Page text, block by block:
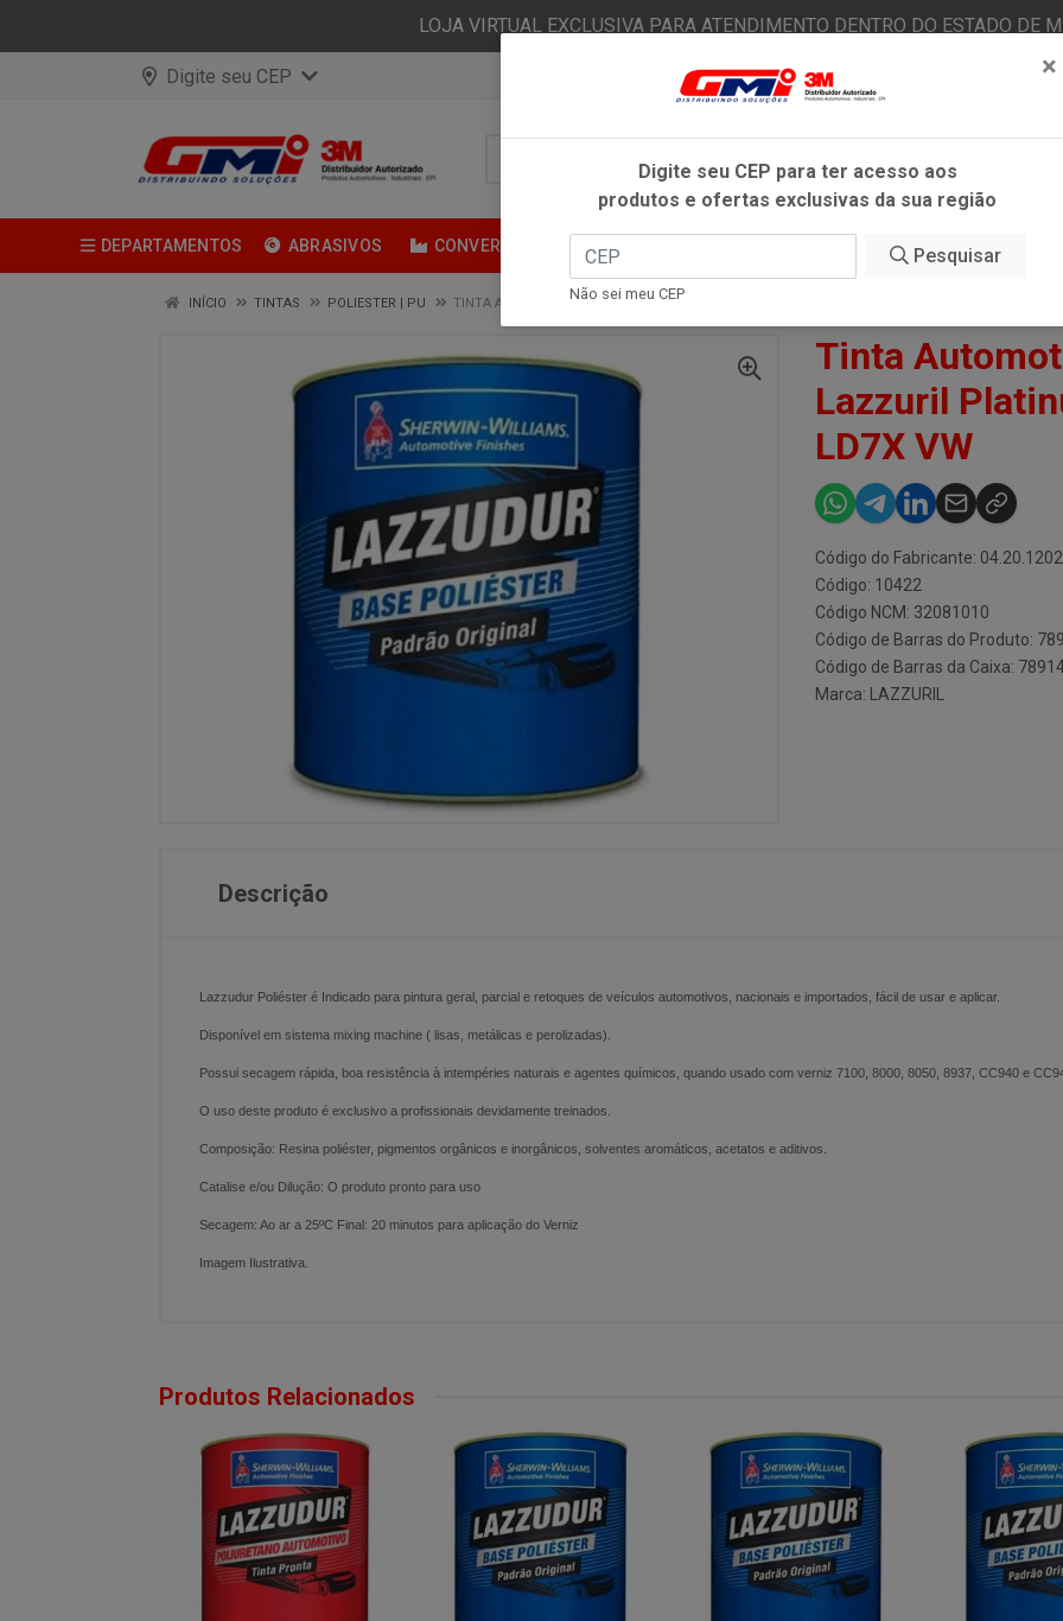
LOJA VIRTUAL EXCLUSIVA PARA ATENDIMENTO DENTRO DO ESTADO DE
Digite seu CEP Já é cliente? - Entrar
DEPARTAMENTOS ABRASIVOS CONVERSÃO FITAS ADESIVAS ESTÉTICA AUTOMOTIVA
INÍCIO TINTAS POLIESTER | PU TINTA AUTOMOTIVA POL 900ML LAZZURIL PLATINUM GREY METÁLICO LD7X VW
Tinta
Lazzuril
LD7X VW
Código do Fabricante:
Código: 10422
Código NCM: 32081010
Código de Barras do Produto:
Código de Barras da Caixa:
Marca:
LAZZURIL
Descrição
Lazzudur Poliéster é Indicado para pintura geral, parcial e retoques de veículos automotivos, nacionais e importados, fácil de usar e aplicar.
Disponível em sistema mixing machine ( lisas, metálicas e perolizadas).
Possui secagem rápida, boa resistência à intempéries naturais e agentes químicos, quando usado com verniz 7100, 8000, 8050, 8937, CC940 e
O uso deste produto é exclusivo a profissionais devidamente treinados.
Composição: Resina poliéster, pigmentos orgânicos e inorgânicos, solventes aromáticos, acetatos e aditivos.
Catalise e/ou Dilução: O produto pronto para uso
Secagem: Ao ar a 25ºC Final: 20 minutos para aplicação do Verniz
Imagem Ilustrativa.
Produtos Relacionados
×
Digite seu CEP para ter acesso aos
produtos e ofertas exclusivas da sua região
Pesquisar
Não sei meu CEP